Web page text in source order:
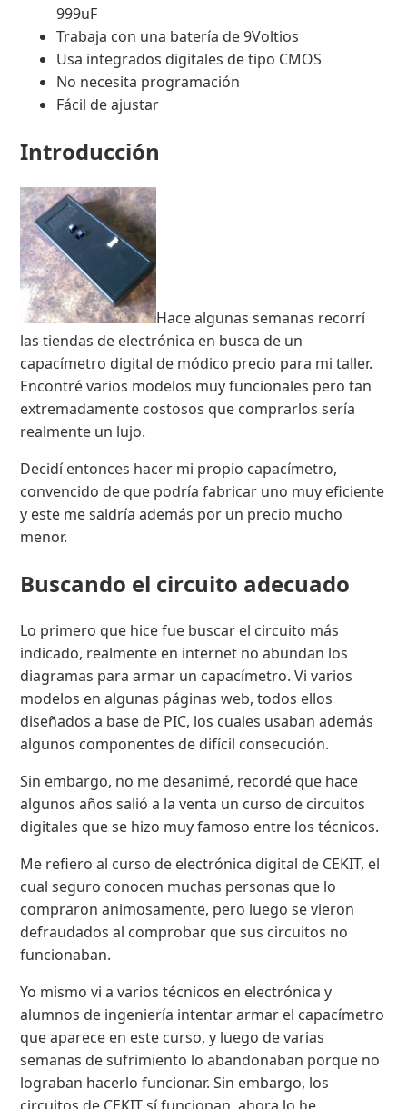
999uF
Trabaja con una batería de 9Voltios
Usa integrados digitales de tipo CMOS
No necesita programación
Fácil de ajustar
Introducción
Hace algunas semanas recorrí
las tiendas de electrónica en busca de un
capacímetro digital de módico precio para mi taller.
Encontré varios modelos muy funcionales pero tan
extremadamente costosos que comprarlos sería
realmente un lujo.
Decidí entonces hacer mi propio capacímetro,
convencido de que podría fabricar uno muy eficiente
y este me saldría además por un precio mucho
menor.
Buscando el circuito adecuado
Lo primero que hice fue buscar el circuito más
indicado, realmente en internet no abundan los
diagramas para armar un capacímetro. Vi varios
modelos en algunas páginas web, todos ellos
diseñados a base de PIC, los cuales usaban además
algunos componentes de difícil consecución.
Sin embargo, no me desanimé, recordé que hace
algunos años salió a la venta un curso de circuitos
digitales que se hizo muy famoso entre los técnicos.
Me refiero al curso de electrónica digital de CEKIT, el
cual seguro conocen muchas personas que lo
compraron animosamente, pero luego se vieron
defraudados al comprobar que sus circuitos no
funcionaban.
Yo mismo vi a varios técnicos en electrónica y
alumnos de ingeniería intentar armar el capacímetro
que aparece en este curso, y luego de varias
semanas de sufrimiento lo abandonaban porque no
lograban hacerlo funcionar. Sin embargo, los
circuitos de CEKIT sí funcionan, ahora lo he